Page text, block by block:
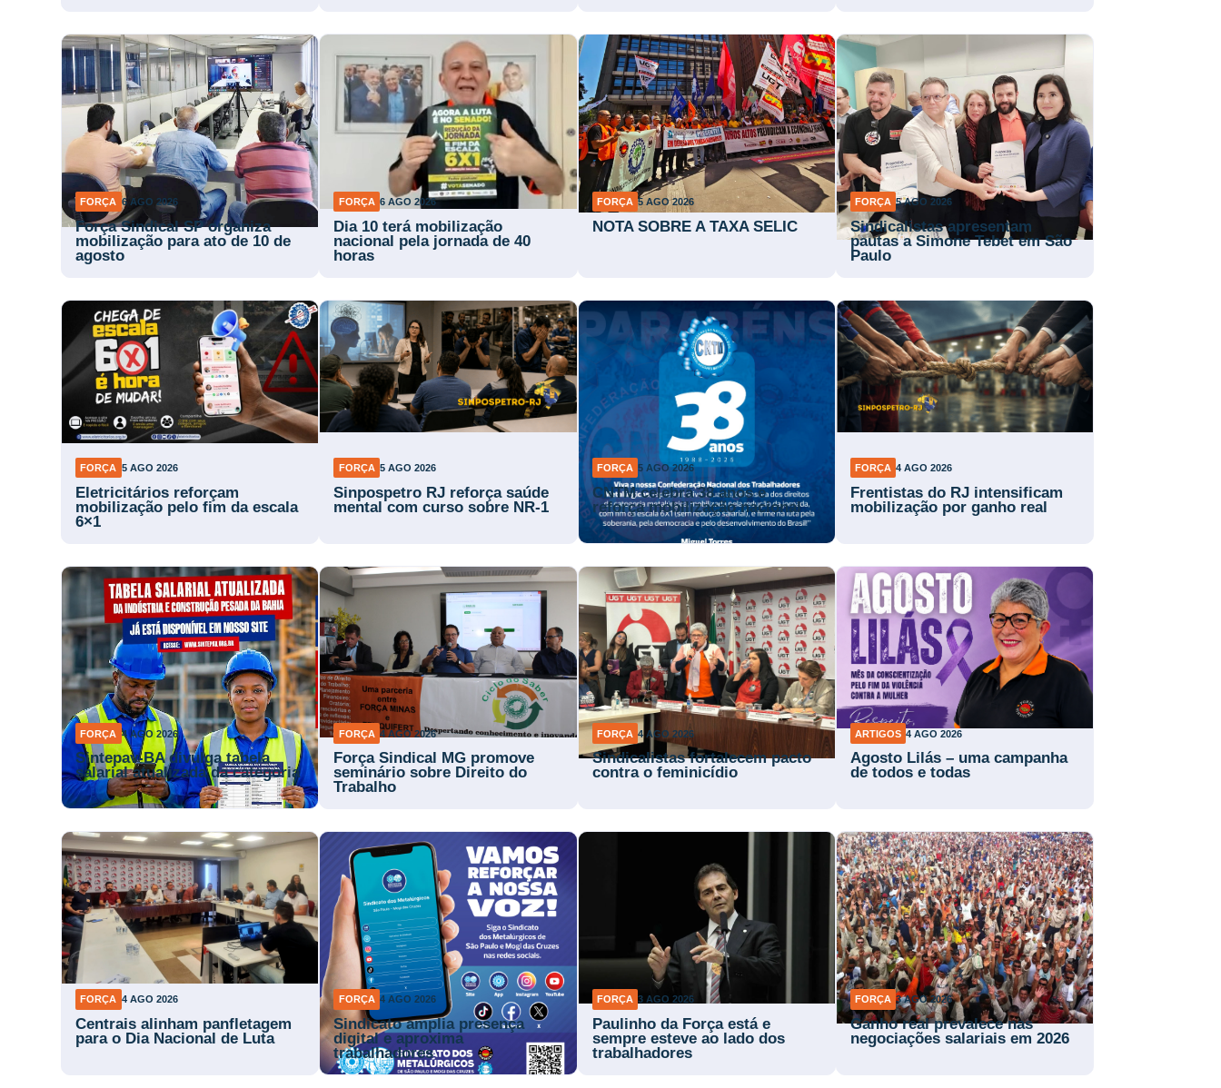
FORÇA 6 AGO 2026
Força Sindical SP organiza
mobilização para ato de 10 de
agosto
FORÇA 6 AGO 2026
Dia 10 terá mobilização
nacional pela jornada de 40
horas
FORÇA 5 AGO 2026
NOTA SOBRE A TAXA SELIC
FORÇA 5 AGO 2026
Sindicalistas apresentam
pautas a Simone Tebet em São
Paulo
FORÇA 5 AGO 2026
Eletricitários reforçam
mobilização pelo fim da escala
6×1
FORÇA 5 AGO 2026
Sinpospetro RJ reforça saúde
mental com curso sobre NR-1
FORÇA 5 AGO 2026
CNTM celebra 38 anos e
reforça mobilização nacional
FORÇA 4 AGO 2026
Frentistas do RJ intensificam
mobilização por ganho real
FORÇA 4 AGO 2026
Sintepav-BA divulga tabela
salarial atualizada da categoria
FORÇA 4 AGO 2026
Força Sindical MG promove
seminário sobre Direito do
Trabalho
FORÇA 4 AGO 2026
Sindicalistas fortalecem pacto
contra o feminicídio
ARTIGOS 4 AGO 2026
Agosto Lilás – uma campanha
de todos e todas
FORÇA 4 AGO 2026
Centrais alinham panfletagem
para o Dia Nacional de Luta
FORÇA 4 AGO 2026
Sindicato amplia presença
digital e aproxima
trabalhadores
FORÇA 3 AGO 2026
Paulinho da Força está e
sempre esteve ao lado dos
trabalhadores
FORÇA 3 AGO 2026
Ganho real prevalece nas
negociações salariais em 2026